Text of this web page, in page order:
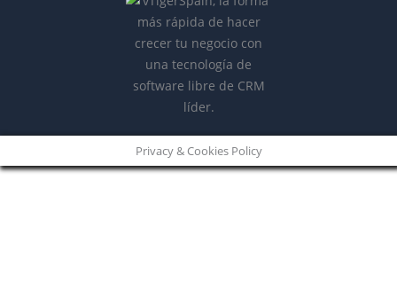
Privacy & Cookies Policy